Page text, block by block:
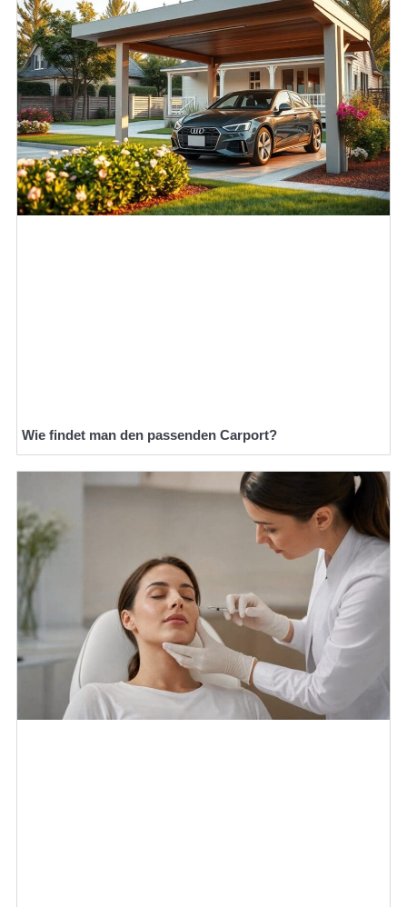
Wie findet man den passenden Carport?